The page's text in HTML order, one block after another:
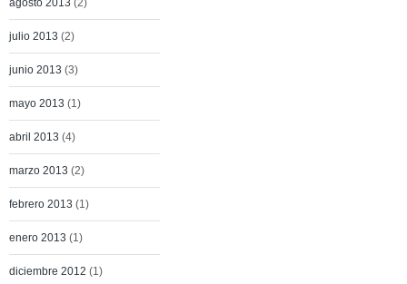
agosto 2013 (2)
julio 2013 (2)
junio 2013 (3)
mayo 2013 (1)
abril 2013 (4)
marzo 2013 (2)
febrero 2013 (1)
enero 2013 (1)
diciembre 2012 (1)